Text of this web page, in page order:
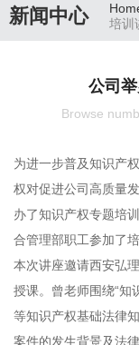
新闻中心
培训
公司
Browse
为进一步普及知识产
权对促进公司高质量
办了知识产权专题培
合管理部职工参加了培
本次讲座邀请西安弘
授课。曾老师围绕“知
等知识产权基础法律
案件的发生背景及法